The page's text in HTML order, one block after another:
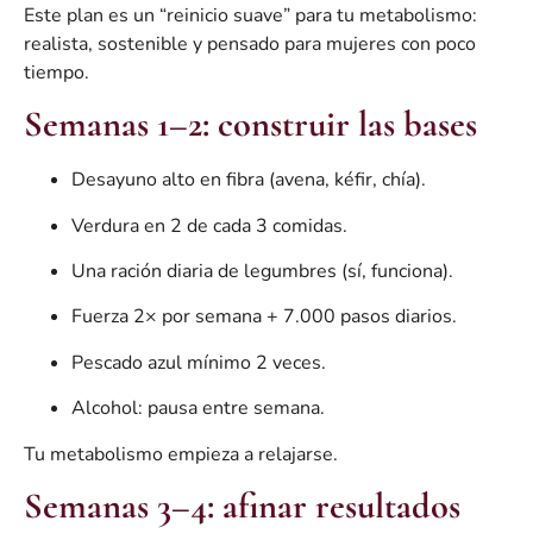
Este plan es un “reinicio suave” para tu metabolismo:
realista, sostenible y pensado para mujeres con poco
tiempo.
Semanas 1–2: construir las bases
Desayuno alto en fibra (avena, kéfir, chía).
Verdura en 2 de cada 3 comidas.
Una ración diaria de legumbres (sí, funciona).
Fuerza 2× por semana + 7.000 pasos diarios.
Pescado azul mínimo 2 veces.
Alcohol: pausa entre semana.
Tu metabolismo empieza a relajarse.
Semanas 3–4: afinar resultados